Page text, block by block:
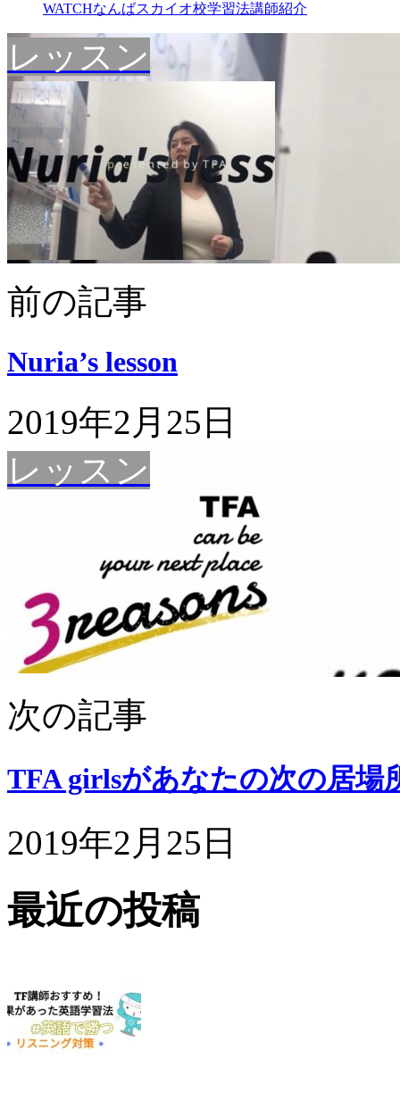
WATCHなんばスカイオ校学習法講師紹介
レッスン
前の記事
Nuria’s lesson
2019年2月25日
レッスン
次の記事
TFA girlsがあなたの次の居場
2019年2月25日
最近の投稿